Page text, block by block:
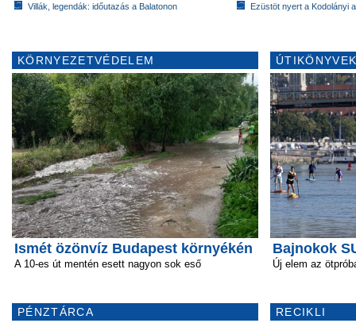
Villák, legendák: időutazás a Balatonon
Ezüstöt nyert a Kodolányi
KÖRNYEZETVÉDELEM
Ismét özönvíz Budapest környékén
A 10-es út mentén esett nagyon sok eső
PÉNZTÁRCA
Bajnokok
Új elem az
RECIKLI